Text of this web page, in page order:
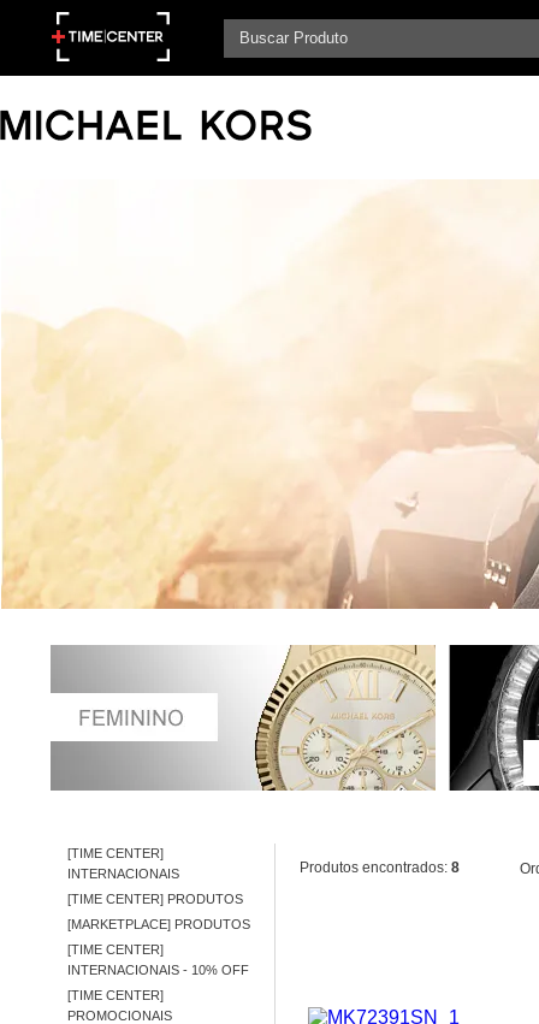
[TIME CENTER]
INTERNACIONAIS
[TIME CENTER] PRODUTOS
[MARKETPLACE] PRODUTOS
[TIME CENTER]
INTERNACIONAIS - 10% OFF
[TIME CENTER]
PROMOCIONAIS
Produtos encontrados: 8